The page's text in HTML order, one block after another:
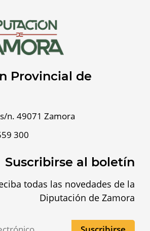
Provincial de
n. 49071 Zamora
300
Suscribirse al boletín
todas las novedades de la
Diputación de Zamora